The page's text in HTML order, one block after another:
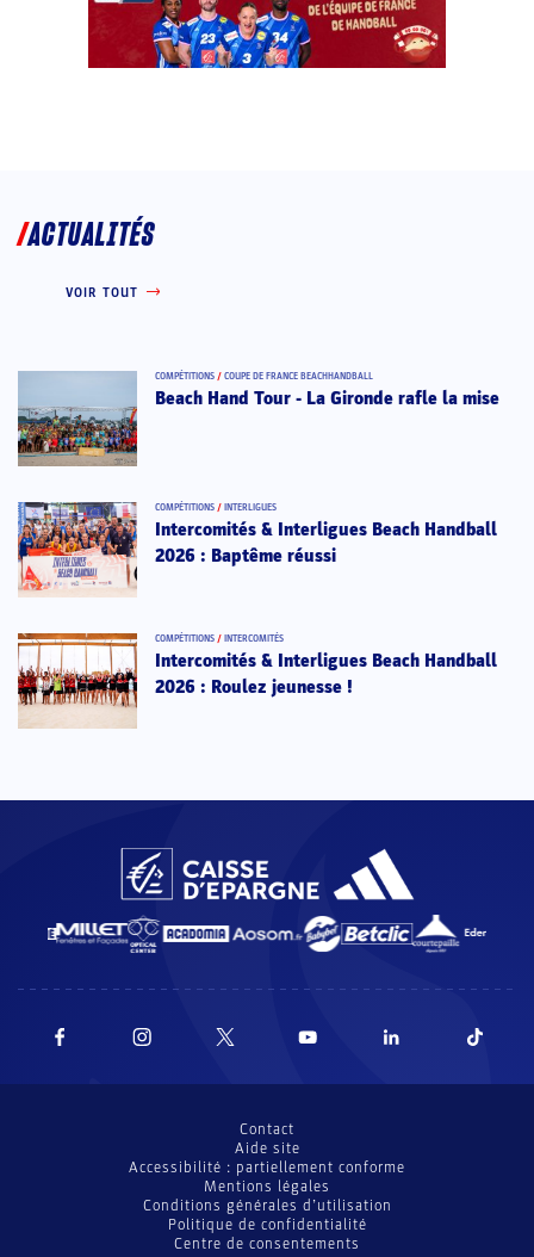
ACTUALITÉS
VOIR TOUT
COMPÉTITIONS / COUPE DE FRANCE BEACHHANDBALL
Beach Hand Tour - La Gironde rafle la mise
COMPÉTITIONS / INTERLIGUES
Intercomités & Interligues Beach Handball
2026 : Baptême réussi
COMPÉTITIONS / INTERCOMITÉS
Intercomités & Interligues Beach Handball
2026 : Roulez jeunesse !
Contact
Aide site
Accessibilité : partiellement conforme
Mentions légales
Conditions générales d’utilisation
Politique de confidentialité
Centre de consentements